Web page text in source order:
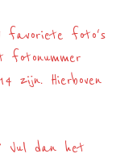
favoriete foto's
zijn. Hierboven
Vul dan het